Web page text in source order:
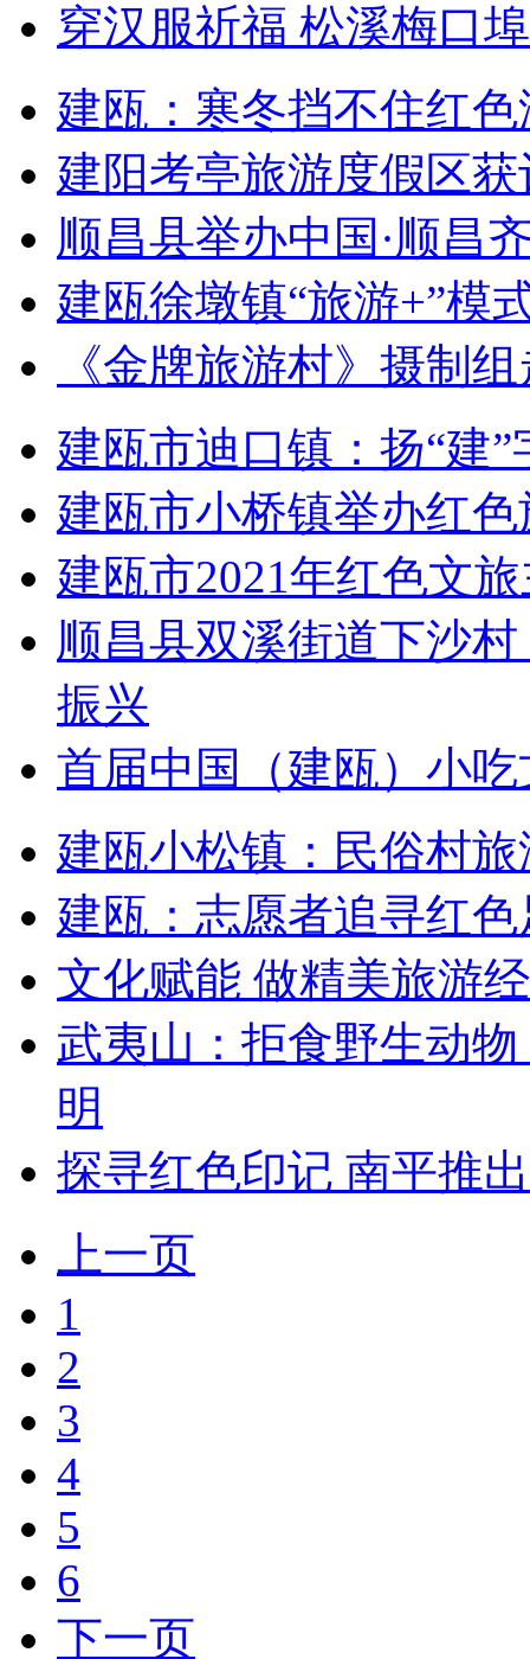
穿汉服祈福 松溪梅口
建瓯：寒冬挡不住红
建阳考亭旅游度假区
顺昌县举办中国·顺昌
建瓯徐墩镇“旅游+”模
《金牌旅游村》摄制
建瓯市迪口镇：扬“建
建瓯市小桥镇举办红
建瓯市2021年红色文
顺昌县双溪街道下沙
振兴
首届中国（建瓯）小
建瓯小松镇：民俗村
建瓯：志愿者追寻红
文化赋能 做精美旅游
武夷山：拒食野生动
明
探寻红色印记 南平推
上一页
1
2
3
4
5
6
下一页